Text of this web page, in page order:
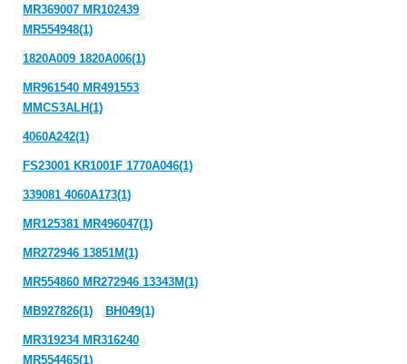
MR369007 MR102439
MR554948(1)
1820A009 1820A006(1)
MR961540 MR491553
MMCS3ALH(1)
4060A242(1)
FS23001 KR1001F 1770A046(1)
339081 4060A173(1)
MR125381 MR496047(1)
MR272946 13851M(1)
MR554860 MR272946 13343M(1)
MB927826(1) BH049(1)
MR319234 MR316240
MR554465(1)